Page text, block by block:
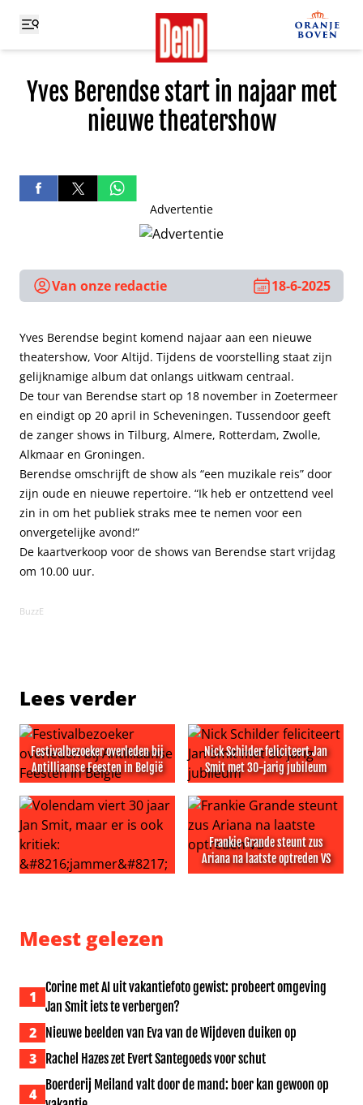
Yves Berendse start in najaar met
nieuwe theatershow
Advertentie
Van onze redactie 18-6-2025
Yves Berendse begint komend najaar aan een nieuwe
theatershow, Voor Altijd. Tijdens de voorstelling staat zijn
gelijknamige album dat onlangs uitkwam centraal.
De tour van Berendse start op 18 november in Zoetermeer
en eindigt op 20 april in Scheveningen. Tussendoor geeft
de zanger shows in Tilburg, Almere, Rotterdam, Zwolle,
Alkmaar en Groningen.
Berendse omschrijft de show als “een muzikale reis” door
zijn oude en nieuwe repertoire. “Ik heb er ontzettend veel
zin in om het publiek straks mee te nemen voor een
onvergetelijke avond!”
De kaartverkoop voor de shows van Berendse start vrijdag
om 10.00 uur.
BuzzE
Lees verder
Festivalbezoeker overleden bij
Antilliaanse Feesten in België
Festivalbezoeker overleden bij Antilliaanse Feesten in
Nick Schilder feliciteert Jan
Smit met 30-jarig jubileum
Nick Schilder feliciteert Jan
Frankie Grande steunt zus
Ariana na laatste optreden VS
Meest gelezen
1
Corine met AI uit vakantiefoto gewist: probeert omgeving
Jan Smit iets te verbergen?
2 Nieuwe beelden van Eva van de Wijdeven duiken op
3 Rachel Hazes zet Evert Santegoeds voor schut
4
Boerderij Meiland valt door de mand: boer kan gewoon op